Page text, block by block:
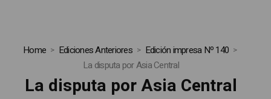
Home Ediciones Anteriores
Edición impresa Nº 140
La disputa por Asia Central
La disputa por Asia Central